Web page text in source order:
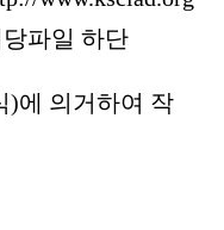
파일 하단
에 의거하여 작